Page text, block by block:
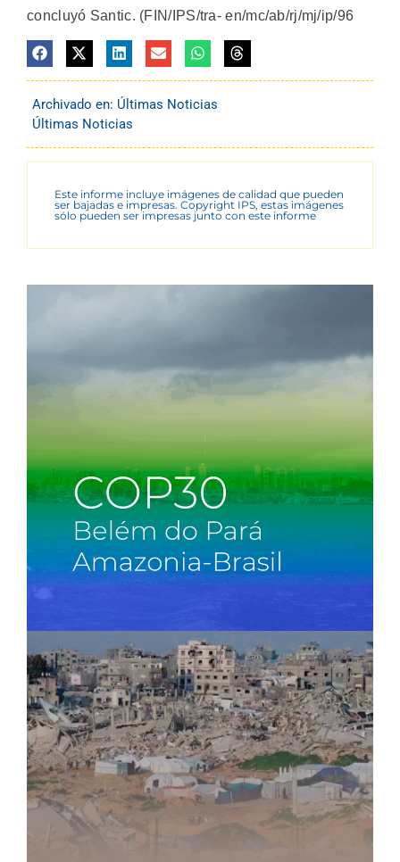
concluyó Santic. (FIN/IPS/tra- en/mc/ab/rj/mj/ip/96
Archivado en: Últimas Noticias
Últimas Noticias
Este informe incluye imágenes de calidad que pueden
ser bajadas e impresas. Copyright IPS, estas imágenes
sólo pueden ser impresas junto con este informe